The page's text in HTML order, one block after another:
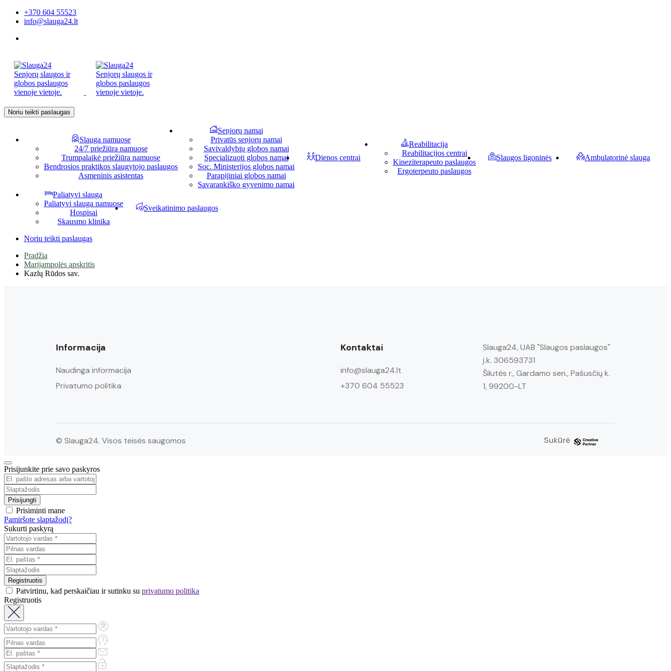
+370 604 55523
info@slauga24.lt
Noriu teikti paslaugas
Slauga namuose
24/7 priežiūra namuose
Trumpalaikė priežiūra namuose
Bendrosios praktikos slaugytojo paslaugos
Asmeninis asistentas
Senjorų namai
Privatūs senjorų namai
Savivaldybių globos namai
Specializuoti globos namai
Soc. Ministerijos globos namai
Parapijiniai globos namai
Savarankiško gyvenimo namai
Dienos centrai
Reabilitacija
Reabilitacijos centrai
Kineziterapeuto paslaugos
Ergoterpeuto paslaugos
Slaugos ligoninės Ambulatorinė slauga
Paliatyvi slauga
Paliatyvi slauga namuose
Hospisai
Skausmo klinika
Sveikatinimo paslaugos
Noriu teikti paslaugas
Pradžia
Marijampolės apskritis
Kazlų Rūdos sav.
Informacija
Naudinga informacija
Privatumo politika
Kontaktai
info@slauga24.lt
+370 604 55523
Slauga24, UAB "Slaugos paslaugos"
į.k. 306593731
Šilutės r., Gardamo sen., Pašusčių k.
1, 99200-LT
© Slauga24. Visos teisės saugomos Sukūrė
Prisijunkite prie savo paskyros
Prisiminti mane
Pamiršote slaptažodį?
Sukurti paskyrą
Patvirtinu, kad perskaičiau ir sutinku su privatumo politika
Registruotis